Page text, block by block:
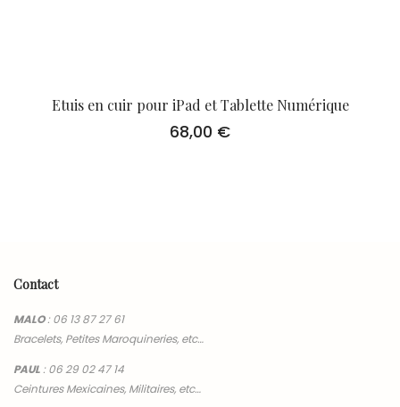
Etuis en cuir pour iPad et Tablette Numérique
68,00 €
Contact
MALO:06 13 87 27 61
Bracelets, Petites Maroquineries, etc…
PAUL:06 29 02 47 14
Ceintures Mexicaines, Militaires, etc…